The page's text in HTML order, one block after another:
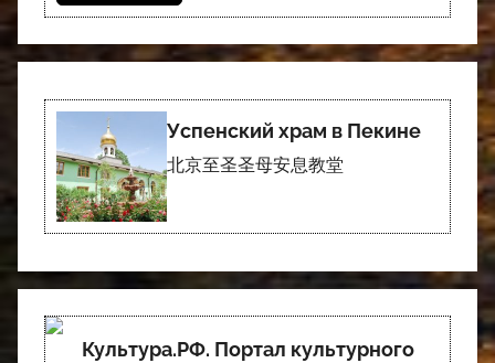
Успенский храм в Пекине
北京至圣圣母安息教堂
Культура.РФ. Портал культурного